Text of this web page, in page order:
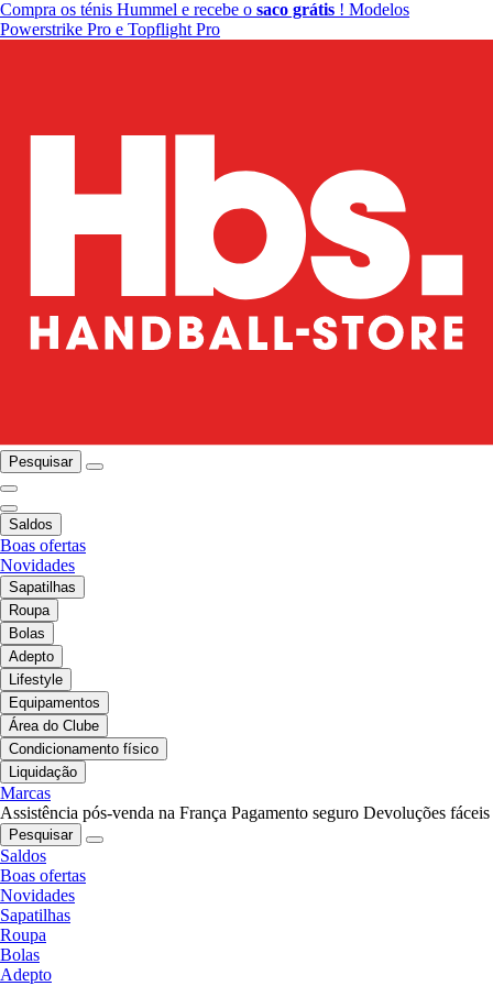
Compra os ténis Hummel e recebe o saco grátis ! Modelos
Powerstrike Pro e Topflight Pro
Pesquisar
Saldos
Boas ofertas
Novidades
Sapatilhas
Roupa
Bolas
Adepto
Lifestyle
Equipamentos
Área do Clube
Condicionamento físico
Liquidação
Marcas
Assistência pós-venda na França Pagamento seguro Devoluções fáceis
Pesquisar
Saldos
Boas ofertas
Novidades
Sapatilhas
Roupa
Bolas
Adepto